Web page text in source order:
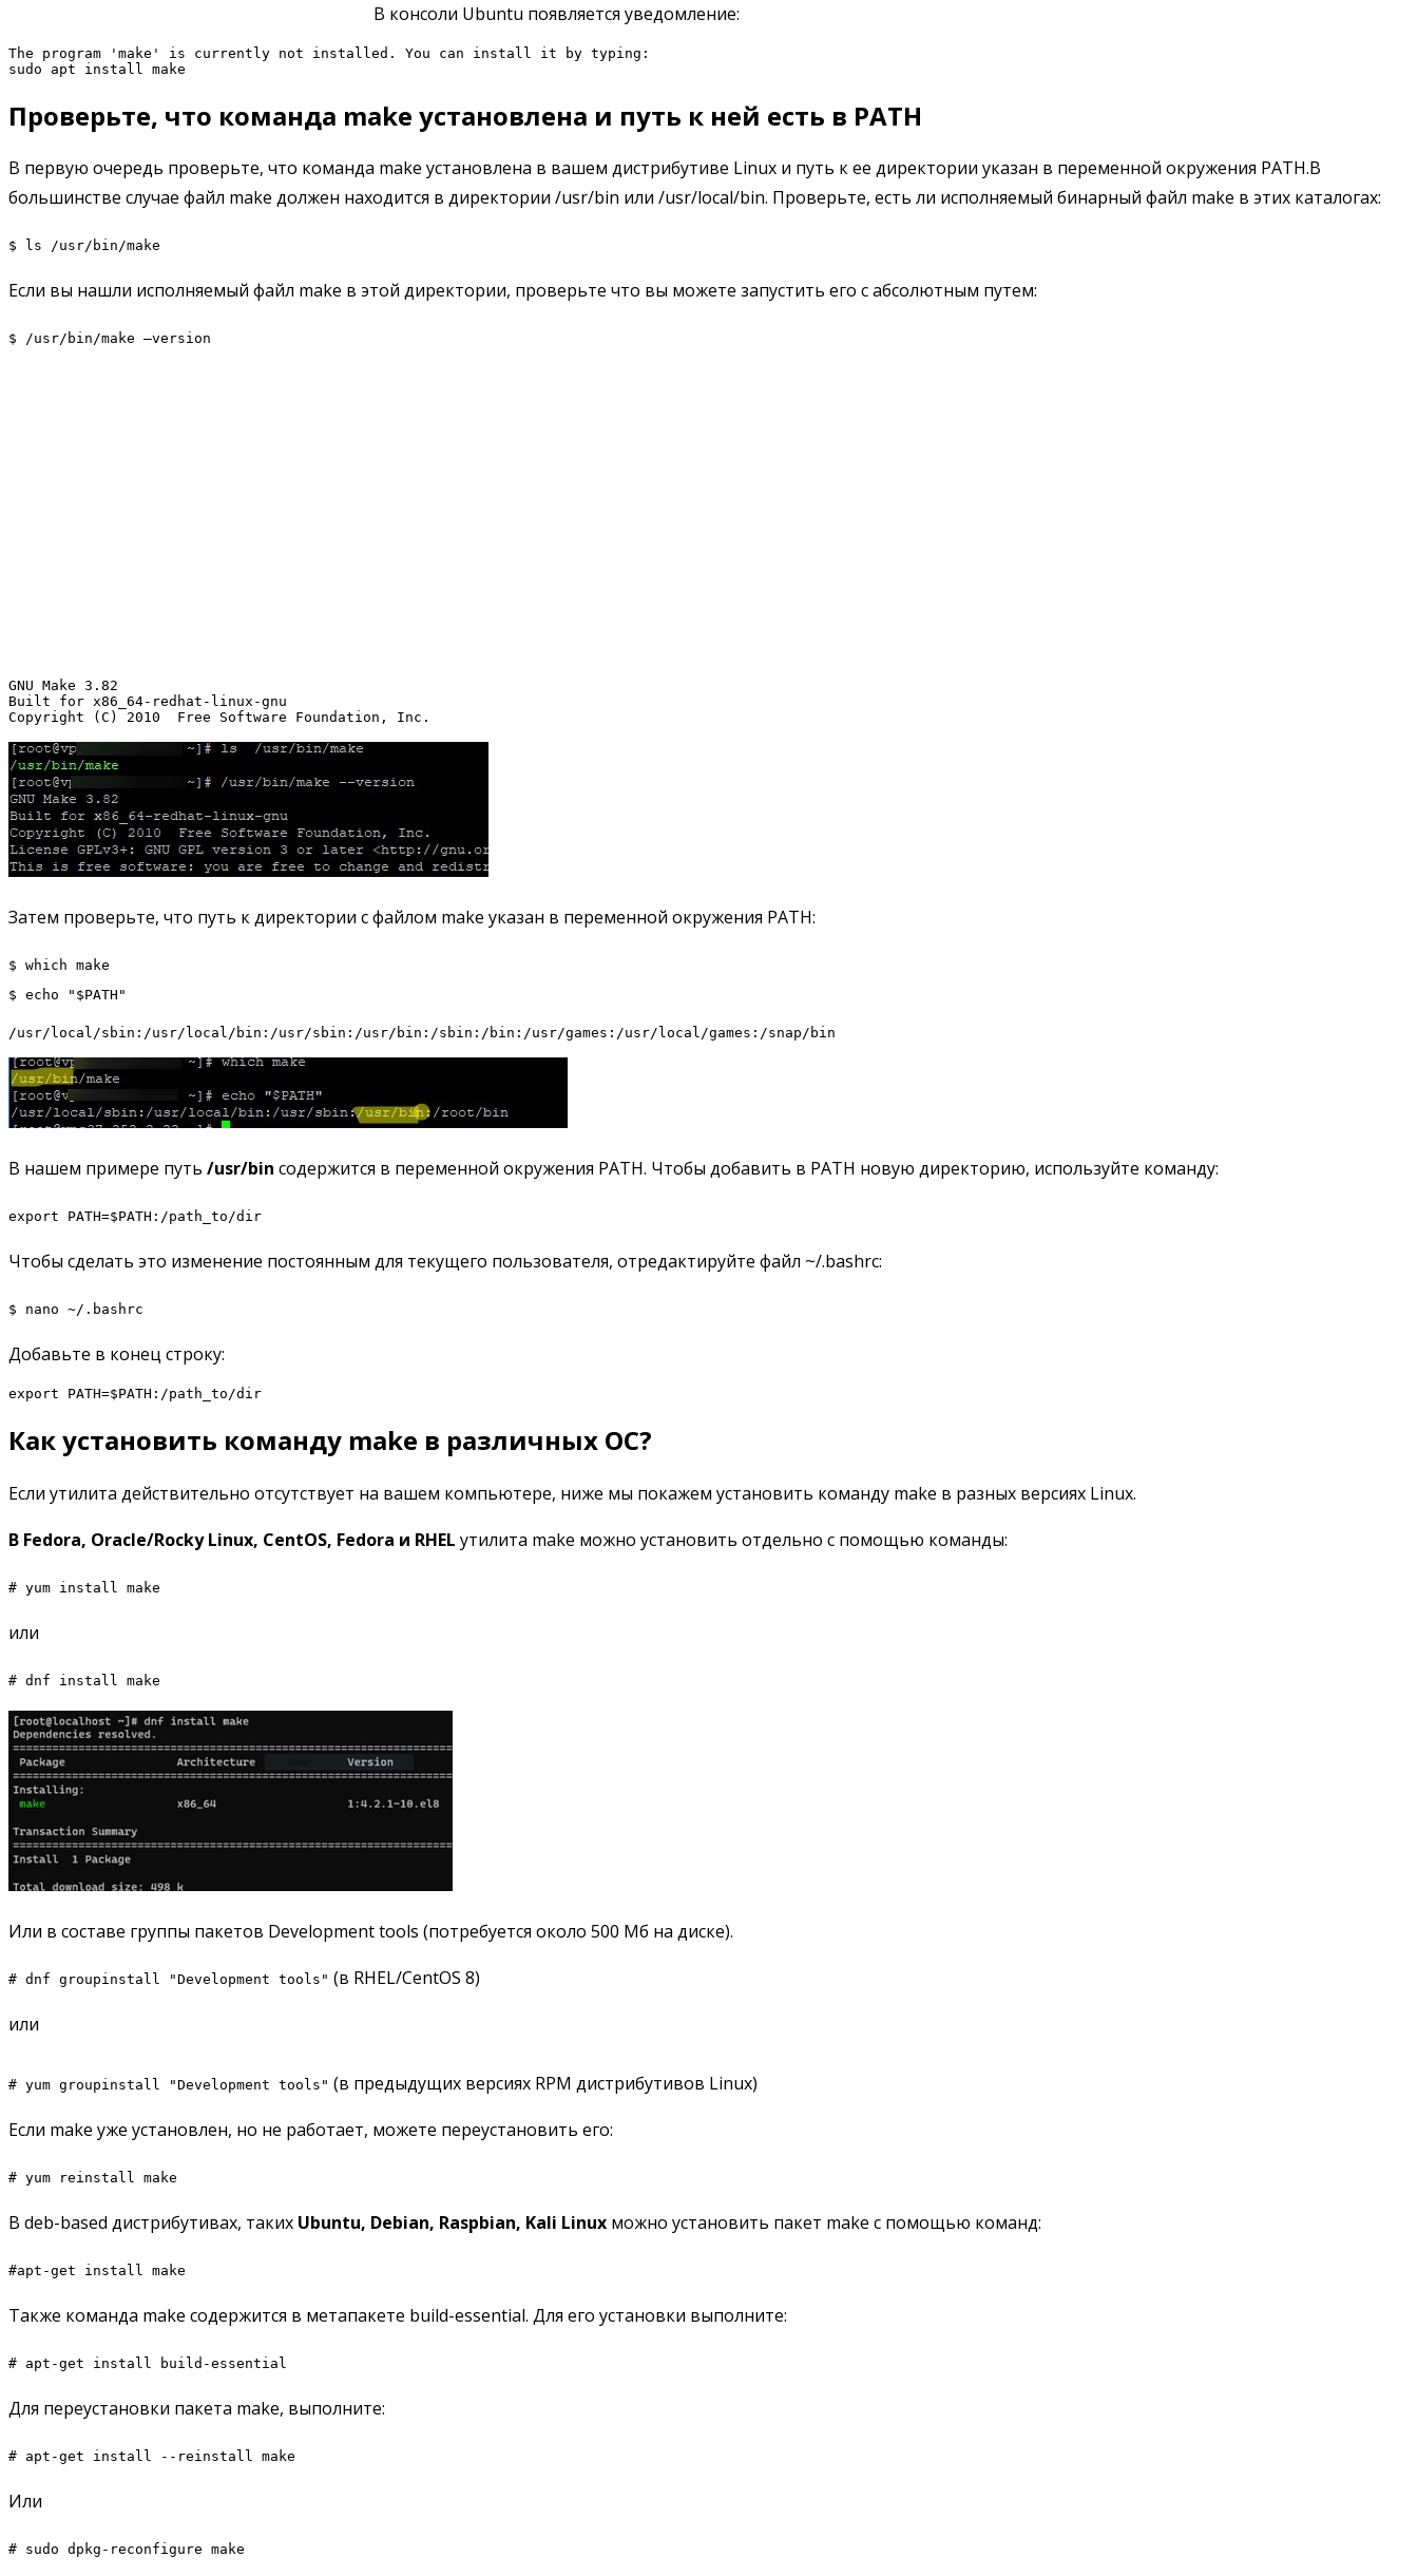
В консоли Ubuntu появляется уведомление:
The program 'make' is currently not installed. You can install it by typing:
sudo apt install make
Проверьте, что команда make установлена и путь к ней есть в PATH
В первую очередь проверьте, что команда make установлена в вашем дистрибутиве Linux и путь к ее директории указан в переменной окружения PATH.В
большинстве случае файл make должен находится в директории /usr/bin или /usr/local/bin. Проверьте, есть ли исполняемый бинарный файл make в этих каталогах:
$ ls /usr/bin/make
Если вы нашли исполняемый файл make в этой директории, проверьте что вы можете запустить его с абсолютным путем:
$ /usr/bin/make –version
GNU Make 3.82
Built for x86_64-redhat-linux-gnu
Copyright (C) 2010  Free Software Foundation, Inc.
Затем проверьте, что путь к директории с файлом make указан в переменной окружения PATH:
$ which make
$ echo "$PATH"
/usr/local/sbin:/usr/local/bin:/usr/sbin:/usr/bin:/sbin:/bin:/usr/games:/usr/local/games:/snap/bin
В нашем примере путь /usr/bin содержится в переменной окружения PATH. Чтобы добавить в PATH новую директорию, используйте команду:
export PATH=$PATH:/path_to/dir
Чтобы сделать это изменение постоянным для текущего пользователя, отредактируйте файл ~/.bashrc:
$ nano ~/.bashrc
Добавьте в конец строку:
export PATH=$PATH:/path_to/dir
Как установить команду make в различных ОС?
Если утилита действительно отсутствует на вашем компьютере, ниже мы покажем установить команду make в разных версиях Linux.
В Fedora, Oracle/RockyLinux, CentOS, Fedora и RHEL утилита make можно установить отдельно с помощью команды:
# yum install make
или
# dnf install make
Или в составе группы пакетов Development tools (потребуется около 500 Мб на диске).
# dnf groupinstall "Development tools" (в RHEL/CentOS 8)
или
# yum groupinstall "Development tools" (в предыдущих версиях RPM дистрибутивов Linux)
Если make уже установлен, но не работает, можете переустановить его:
# yum reinstall make
В deb-based дистрибутивах, таких Ubuntu, Debian, Raspbian, Kali Linux можно установить пакет make с помощью команд:
#apt-get install make
Также команда make содержится в метапакете build-essential. Для его установки выполните:
# apt-get install build-essential
Для переустановки пакета make, выполните:
# apt-get install --reinstall make
Или
# sudo dpkg-reconfigure make